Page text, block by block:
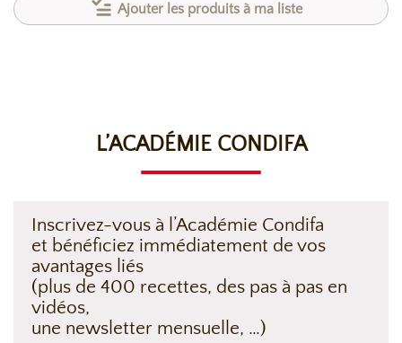
Ajouter les produits à ma liste
L’ACADÉMIE CONDIFA
Inscrivez-vous à l’Académie Condifa
et bénéficiez immédiatement de vos
avantages liés
(plus de 400 recettes, des pas à pas en
vidéos,
une newsletter mensuelle, …)